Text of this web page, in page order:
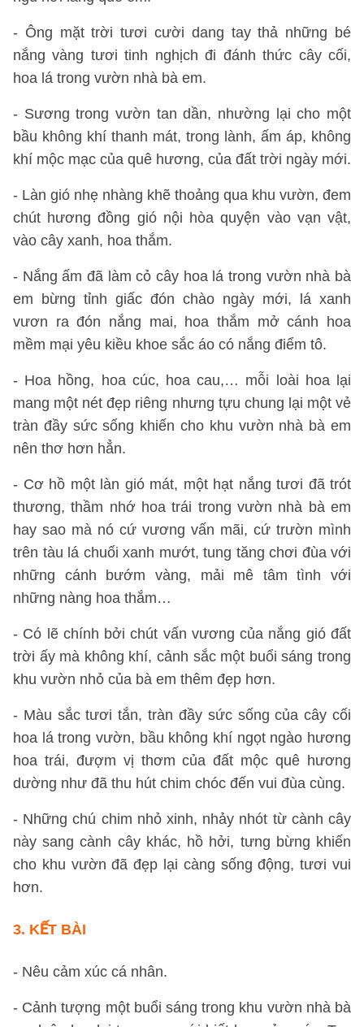
- Ông mặt trời tươi cười dang tay thả những bé
nắng vàng tươi tinh nghịch đi đánh thức cây cối,
hoa lá trong vườn nhà bà em.
- Sương trong vườn tan dần, nhường lại cho một
bầu không khí thanh mát, trong lành, ấm áp, không
khí mộc mạc của quê hương, của đất trời ngày mới.
- Làn gió nhẹ nhàng khẽ thoảng qua khu vườn, đem
chút hương đồng gió nội hòa quyện vào vạn vật,
vào cây xanh, hoa thắm.
- Nắng ấm đã làm cỏ cây hoa lá trong vườn nhà bà
em bừng tỉnh giấc đón chào ngày mới, lá xanh
vươn ra đón nắng mai, hoa thắm mở cánh hoa
mềm mại yêu kiều khoe sắc áo có nắng điểm tô.
- Hoa hồng, hoa cúc, hoa cau,… mỗi loài hoa lại
mang một nét đẹp riêng nhưng tựu chung lại một vẻ
tràn đầy sức sống khiến cho khu vườn nhà bà em
nên thơ hơn hẳn.
- Cơ hồ một làn gió mát, một hạt nắng tươi đã trót
thương, thầm nhớ hoa trái trong vườn nhà bà em
hay sao mà nó cứ vương vấn mãi, cứ trườn mình
trên tàu lá chuối xanh mướt, tung tăng chơi đùa với
những cánh bướm vàng, mải mê tâm tình với
những nàng hoa thắm…
- Có lẽ chính bởi chút vấn vương của nắng gió đất
trời ấy mà không khí, cảnh sắc một buổi sáng trong
khu vườn nhỏ của bà em thêm đẹp hơn.
- Màu sắc tươi tắn, tràn đầy sức sống của cây cối
hoa lá trong vườn, bầu không khí ngọt ngào hương
hoa trái, đượm vị thơm của đất mộc quê hương
dường như đã thu hút chim chóc đến vui đùa cùng.
- Những chú chim nhỏ xinh, nhảy nhót từ cành cây
này sang cành cây khác, hồ hởi, tưng bừng khiến
cho khu vườn đã đẹp lại càng sống động, tươi vui
hơn.
3. KẾT BÀI
- Nêu cảm xúc cá nhân.
- Cảnh tượng một buổi sáng trong khu vườn nhà bà